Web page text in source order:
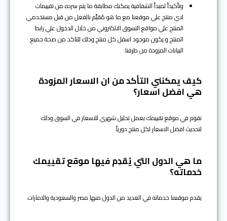
وتأكيداً لمبدأ الشفافية يمكنك مطابقة ما يتم سرده من تقييمات
لاي منتج علي موقعنا مع ما هو مُقيَّم بالفعل من قبل مستخدمي
المنتج علي مواقع التسوق الالكتروني من خلال الدخول علي رابط
المنتج و يكون موجود اسفل كل منتج وذلك للتاكد من صحة جميع
البيانات المزودة من طرفنا.
كيف يمكنني التأكد من ان الاسعار المزودة
هي افضل اسعار؟
نقوم في موقع تقييمك بعمل تحليل شهري للاسعار في السوق وذلك
لتحديث افضل الاسعار لكل منتج دورياً.
ما هي الدول التي يُقدِم فيها موقع تقييمك
خدماته؟
يقدم موقعنا خدماته في العديد من الدول منها مصر والسعودية والامارات.